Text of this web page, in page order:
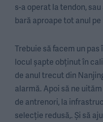
s-a operat la tendon,
bară aproape tot anul
Trebuie să facem un
locul șapte obținut în
de anul trecut din
alarmă. Apoi să ne
de antrenori, la
selecție redusă,. Și să